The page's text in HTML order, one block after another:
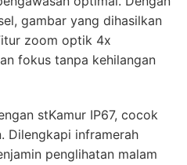
gambar yang dihasilkan
zoom optik 4x
fokus tanpa kehilangan
stKamur IP67, cocok
Dilengkapi inframerah
penglihatan malam